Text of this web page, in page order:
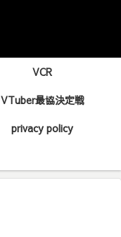
VCR
VTuber最協決定戦
privacy policy